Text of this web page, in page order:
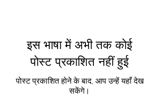
इस भाषा में अभी तक कोई
पोस्ट प्रकाशित नहीं हुई
पोस्ट प्रकाशित होने के बाद, आप उन्हें यहाँ देख
सकेंगे।